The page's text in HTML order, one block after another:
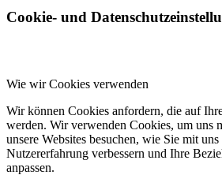
Cookie- und
Wie wir Cookies verwenden
Wir können Cookies anfordern, die auf
werden. Wir verwenden Cookies, um uns
unsere Websites besuchen, wie Sie mit
Nutzererfahrung verbessern und Ihre
anpassen.